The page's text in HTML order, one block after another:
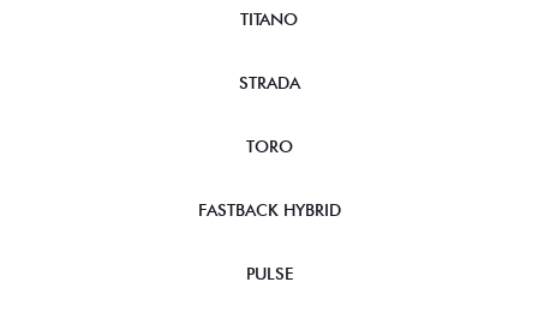
TITANO
STRADA
TORO
FASTBACK HYBRID
PULSE